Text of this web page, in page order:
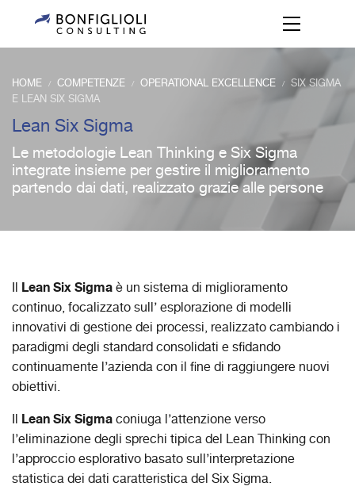
HOME / COMPETENZE / OPERATIONAL EXCELLENCE / SIX SIGMA
E LEAN SIX SIGMA
Lean Six Sigma
Le metodologie Lean Thinking e Six Sigma
integrate insieme per gestire il miglioramento
partendo dai dati, realizzato grazie alle persone
Il Lean Six Sigmaè un sistema di miglioramento
continuo, focalizzato sull’ esplorazione di modelli
innovativi di gestione dei processi, realizzato cambiando i
paradigmi degli standard consolidati e sfidando
continuamente l’azienda con il fine di raggiungere nuovi
obiettivi.
Il Lean Six Sigmaconiuga l’attenzione verso
l’eliminazione degli sprechi tipica del Lean Thinking con
l’approccio esplorativo basato sull’interpretazione
statistica dei dati caratteristica del Six Sigma.